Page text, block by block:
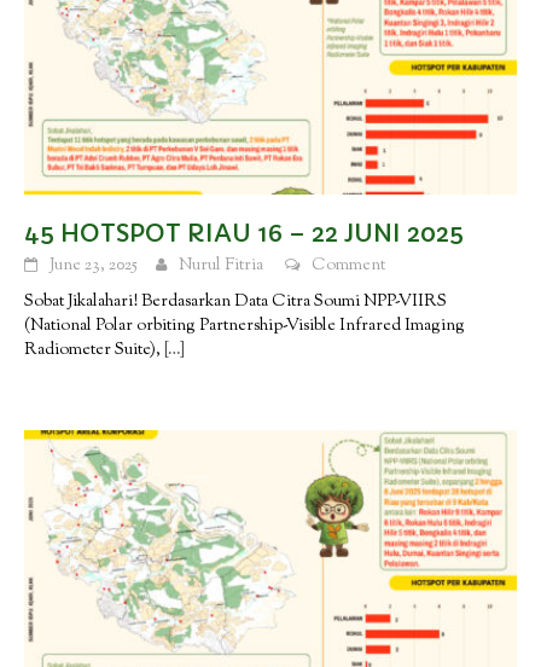
45 HOTSPOT RIAU 16 – 22 JUNI 2025
June 23, 2025 Nurul Fitria
Comment
Sobat Jikalahari! Berdasarkan Data Citra Soumi NPP-VIIRS
(National Polar orbiting Partnership-Visible Infrared Imaging
Radiometer Suite), […]